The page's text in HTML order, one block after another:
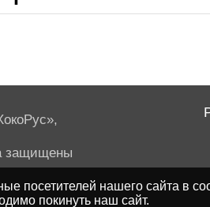
защищены
посетителей нашего сайта в
покинуть наш сайт.